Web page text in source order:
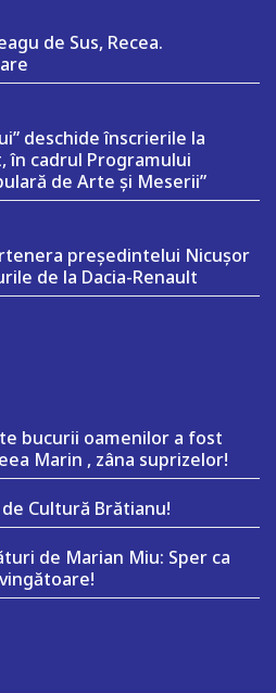
de Sus, Recea.
deschide înscrierile la
în cadrul Programului
de Arte și Meserii”
președintelui Nicușor
de la Dacia-Renault
bucurii oamenilor a fost
Marin , zâna suprizelor!
Cultură Brătianu!
de Marian Miu: Sper ca